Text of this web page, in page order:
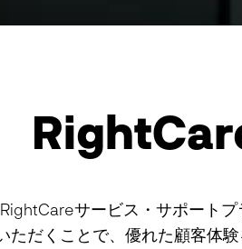
RightCareサービス・サポート
ただくことで、優れた顧客体